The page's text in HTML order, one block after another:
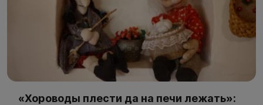
«Хороводы плести да на печи лежать»: